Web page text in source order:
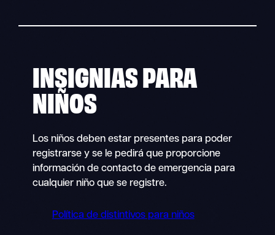
INSIGNIAS PARA
NIÑOS
Los niños deben estar presentes para poder
registrarse y se le pedirá que proporcione
información de contacto de emergencia para
cualquier niño que se registre.
Política de distintivos para niños